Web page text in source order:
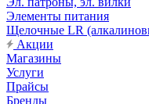
Элементы питания
Щелочные LR
Акции
Магазины
Услуги
Прайсы
Бренды